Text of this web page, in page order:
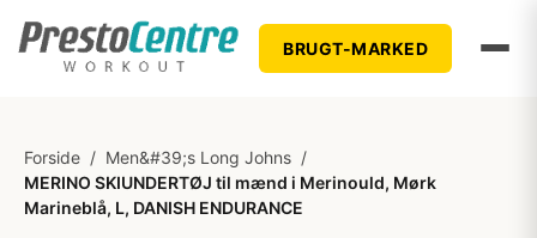
BRUGT-MARKED
Forside / Men&#39;s Long Johns /
MERINO SKIUNDERTØJ til mænd i Merinould, Mørk
Marineblå, L, DANISH ENDURANCE